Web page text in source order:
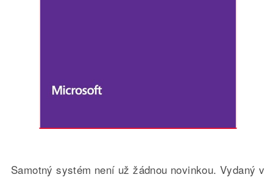
Samotný systém není už žádnou novinkou. Vydaný v